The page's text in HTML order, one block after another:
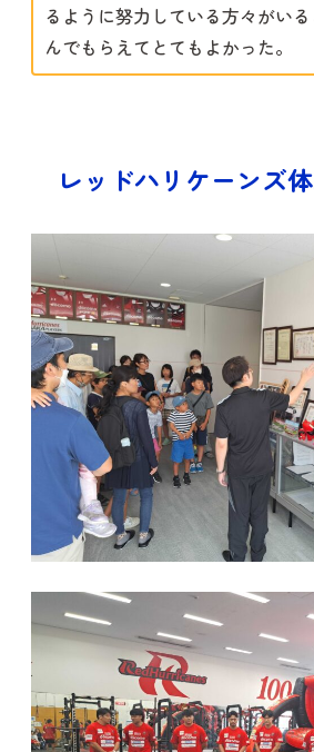
るように努力している方々がい
んでもらえてとてもよかった。
レッドハリケーンズ